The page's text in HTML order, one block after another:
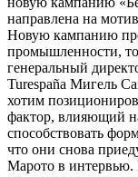
направлена ​​на
Новую кампанию
промышленности,
генеральный
Turespaña Мигель
хотим
фактор, влияющий
способствовать
что они снова
Марото в